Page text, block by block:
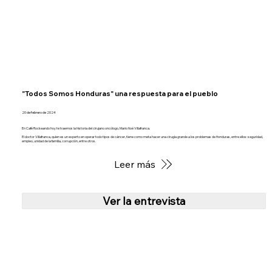
"Todos Somos Honduras" una respuesta para el pueblo
20 de febrero de 2024
En Café Rockeando hoy te traemos la historia del cirujano oncólogo, Mario Noé Villafranca.
El doctor Villafranca, quien es un experto en operar todo tipos de cáncer, tiene como meta hacer una cirugía grande a los problemas de Honduras, entre ellos: seguridad,
empleo, unidad de la familia, corrupción, entre otros.
Ver la entrevista
Leer más